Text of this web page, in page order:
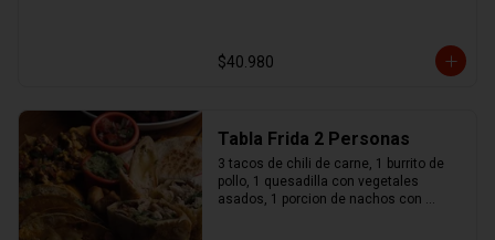
$40.980
Tabla Frida 2 Personas
3 tacos de chili de carne, 1 burrito de
pollo, 1 quesadilla con vegetales
asados, 1 porcion de nachos con